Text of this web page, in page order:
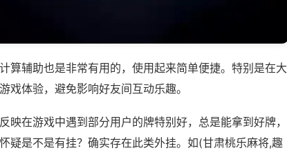
算辅助也是非常有用的，使用起来简单便捷。特别是在大
戏体验，避免影响好友间互动乐趣。
映在游戏中遇到部分用户的牌特别好，总是能拿到好牌，
疑是不是有挂？确实存在此类外挂。如(甘肃桃乐麻将,趣